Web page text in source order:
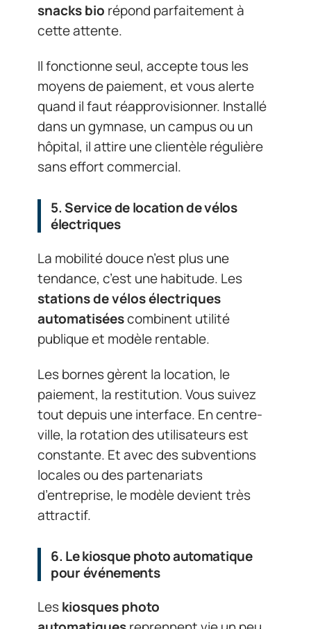
snacks bio répond parfaitement à
cette attente.
Il fonctionne seul, accepte tous les
moyens de paiement, et vous alerte
quand il faut réapprovisionner. Installé
dans un gymnase, un campus ou un
hôpital, il attire une clientèle régulière
sans effort commercial.
5. Service de location de vélos
électriques
La mobilité douce n’est plus une
tendance, c’est une habitude. Les
stations de vélos électriques
automatiséescombinent utilité
publique et modèle rentable.
Les bornes gèrent la location, le
paiement, la restitution. Vous suivez
tout depuis une interface. En centre-
ville, la rotation des utilisateurs est
constante. Et avec des subventions
locales ou des partenariats
d’entreprise, le modèle devient très
attractif.
6. Le kiosque photo automatique
pour événements
Leskiosques photo